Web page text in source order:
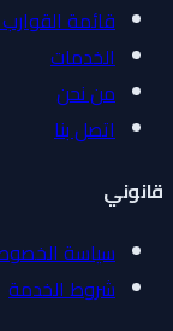
قائمة القوارب
الخدمات
من نحن
اتصل بنا
قانوني
سياسة
شروط الخدمة